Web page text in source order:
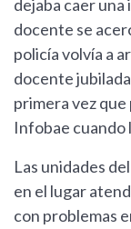
dejaba caer
docente se
policía volvía a
docente
primera vez que
Infobae cuando
Las unidades
en el lugar
con problemas